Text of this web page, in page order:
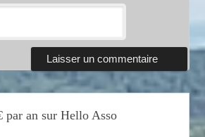
par an sur Hello Asso